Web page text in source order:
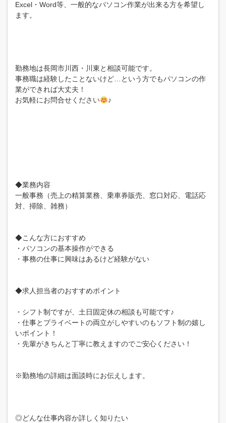
Excel・Word等、一般的なパソコン作業が出来る方を希望し
ます。
勤務地は長岡市川西・川東と相談可能です。
事務職は経験したことないけど…という方でもパソコンの作
業ができれば大丈夫！
お気軽にお問合せください
♪
◆業務内容
一般事務（売上の精算業務、乗車券販売、窓口対応、電話応
対、掃除、雑務）
◆こんな方におすすめ
・パソコンの基本操作ができる
・事務の仕事に興味はあるけど経験がない
◆求人担当者のおすすめポイント
・シフト制ですが、土日固定休の相談も可能です♪
・仕事とプライベートの両立がしやすいのもソフト制の嬉し
いポイント！
・先輩がきちんと丁寧に教えますのでご安心ください！
※勤務地の詳細は面談時にお伝えします。
◎どんな仕事内容か詳しく知りたい